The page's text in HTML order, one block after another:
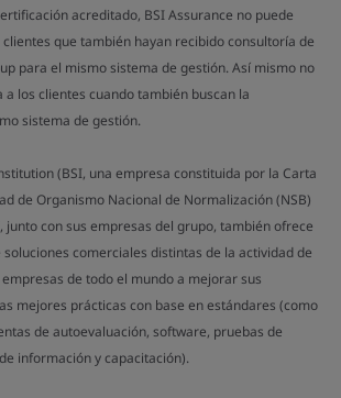
acreditado, BSI Assurance no puede
que también hayan recibido consultoría de
para el mismo sistema de gestión. Así mismo no
los clientes cuando también buscan la
sistema de gestión.
(BSI, una empresa constituida por la Carta
de Organismo Nacional de Normalización (NSB)
junto con sus empresas del grupo, también ofrece
comerciales distintas de la actividad de
de todo el mundo a mejorar sus
mejores prácticas con base en estándares (como
de autoevaluación, software, pruebas de
información y capacitación).